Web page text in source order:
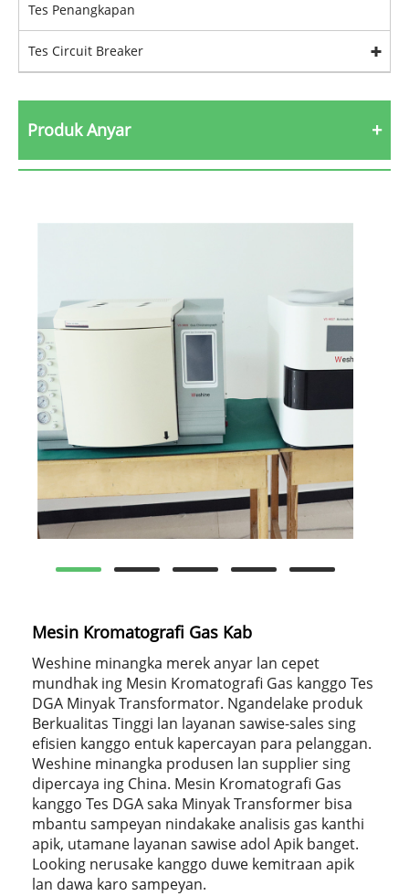
Tes Penangkapan
Tes Circuit Breaker
Produk Anyar
Mesin Kromatografi Gas Kab
Weshine minangka merek anyar lan cepet
mundhak ing Mesin Kromatografi Gas kanggo Tes
DGA Minyak Transformator. Ngandelake produk
Berkualitas Tinggi lan layanan sawise-sales sing
efisien kanggo entuk kapercayan para pelanggan.
Weshine minangka produsen lan supplier sing
dipercaya ing China. Mesin Kromatografi Gas
kanggo Tes DGA saka Minyak Transformer bisa
mbantu sampeyan nindakake analisis gas kanthi
apik, utamane layanan sawise adol Apik banget.
Looking nerusake kanggo duwe kemitraan apik
lan dawa karo sampeyan.